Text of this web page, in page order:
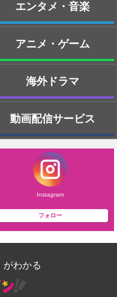
エンタメ・音楽
アニメ・ゲーム
海外ドラマ
動画配信サービス
Instagram
フォロー
がわかる